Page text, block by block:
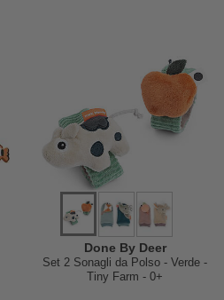
Done By Deer
Set 2 Sonagli da Polso - Verde -
Tiny Farm - 0+